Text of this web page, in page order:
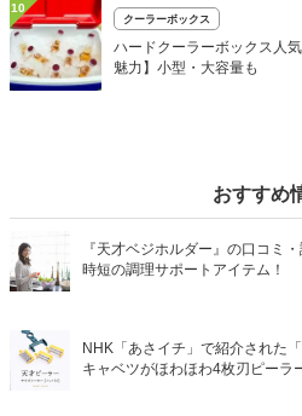
10
クーラーボックス
ハードクーラーボックス人
魅力】小型・大容量も
おすすめ
『天才ベジホルダー』の口コミ
時短の調理サポートアイテム！
NHK「あさイチ」で紹介された
キャベツがほわほわ4枚刃ピーラ